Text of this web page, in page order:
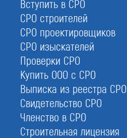
без выходных 7:00-20:00
+7 (499) 553-82-50
Москва, ст. м.«Баррикадная»,
ул. Большая Грузинская 12, строение 2, офис 9
Вступить в СРО
СРО строителей
СРО проектировщиков
СРО изыскателей
Проверки СРО
Купить ООО с СРО
Выписка из реестра СРО
Свидетельство СРО
Членство в СРО
Строительная лицензия
Главная Реестр СРО Проектировщиков